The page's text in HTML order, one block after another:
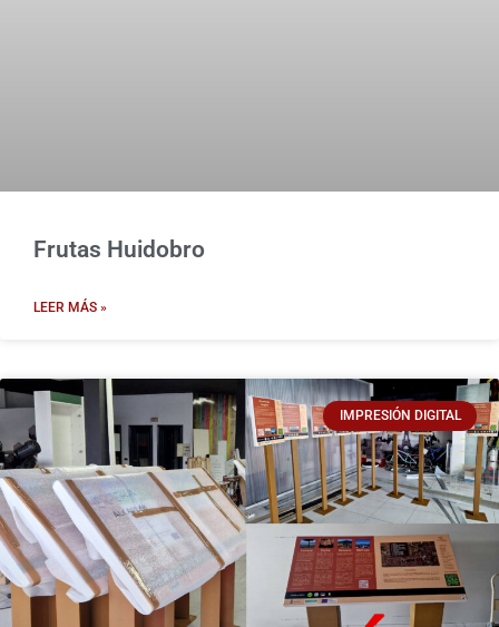
Frutas Huidobro
LEER MÁS »
IMPRESIÓN DIGITAL